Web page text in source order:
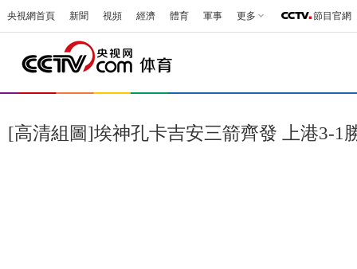
央視網首頁 新聞 視頻 經濟 體育 軍事 更多 節目官網
[高清組圖]埃神孔卡吉安三箭齊發 上港3-1